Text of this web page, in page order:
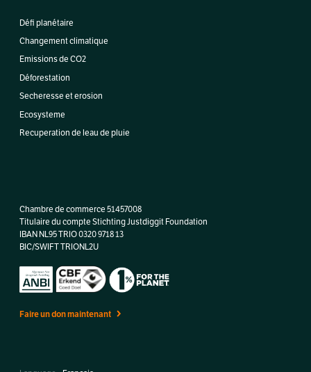
Défi planétaire
Changement climatique
Emissions de CO2
Déforestation
Secheresse et erosion
Ecosysteme
Recuperation de leau de pluie
Chambre de commerce 51457008
Titulaire du compte Stichting Justdiggit Foundation
IBAN NL95 TRIO 0320 9718 13
BIC/SWIFT TRIONL2U
Faire un don maintenant